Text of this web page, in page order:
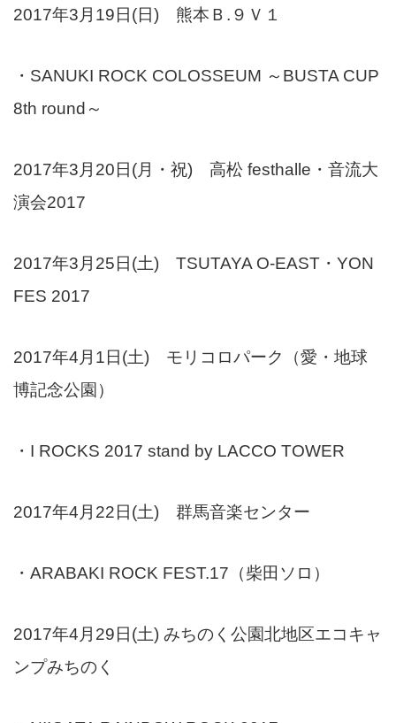
2017年3月19日(日) 熊本Ｂ.９Ｖ１
・SANUKI ROCK COLOSSEUM ～BUSTA CUP
8th round～
2017年3月20日(月・祝) 高松 festhalle・音流大
演会2017
2017年3月25日(土) TSUTAYA O-EAST・YON
FES 2017
2017年4月1日(土) モリコロパーク（愛・地球
博記念公園）
・I ROCKS 2017 stand by LACCO TOWER
2017年4月22日(土) 群馬音楽センター
・ARABAKI ROCK FEST.17（柴田ソロ）
2017年4月29日(土) みちのく公園北地区エコキャ
ンプみちのく